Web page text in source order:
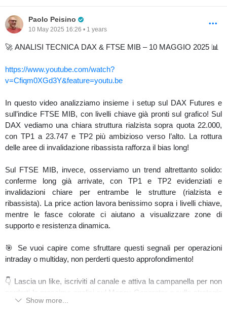
Paolo Peisino
10 May 2025 16:26 • 1 years
🚀 ANALISI TECNICA DAX & FTSE MIB – 10 MAGGIO 2025 📊
https://www.youtube.com/watch?
v=Cfiqm0XGd3Y&feature=youtu.be
In questo video analizziamo insieme i setup sul DAX Futures e
sull’indice FTSE MIB, con livelli chiave già pronti sul grafico! Sul
DAX vediamo una chiara struttura rialzista sopra quota 22.000,
con TP1 a 23.747 e TP2 più ambizioso verso l’alto. La rottura
delle aree di invalidazione ribassista rafforza il bias long!
Sul FTSE MIB, invece, osserviamo un trend altrettanto solido:
conferme long già arrivate, con TP1 e TP2 evidenziati e
invalidazioni chiare per entrambe le strutture (rialzista e
ribassista). La price action lavora benissimo sopra i livelli chiave,
mentre le fasce colorate ci aiutano a visualizzare zone di
supporto e resistenza dinamica.
🎯 Se vuoi capire come sfruttare questi segnali per operazioni
intraday o multiday, non perderti questo approfondimento!
👇 Lascia un like, iscriviti al canale e attiva la campanella per non
perderti le prossime analisi sul Money Generator e sulle strategie
avanzate di trading!
Show more...